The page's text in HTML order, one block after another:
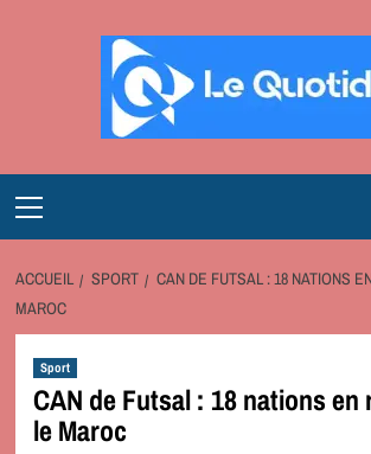
Menu
ACCUEIL SPORT
CAN DE FUTSAL : 18 NATIONS
MAROC
Sport
CAN de Futsal : 18 nations en
le Maroc